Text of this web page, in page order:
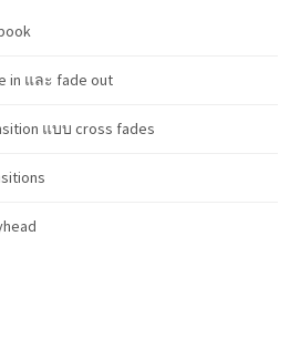
in และ fade out
แบบ cross fades